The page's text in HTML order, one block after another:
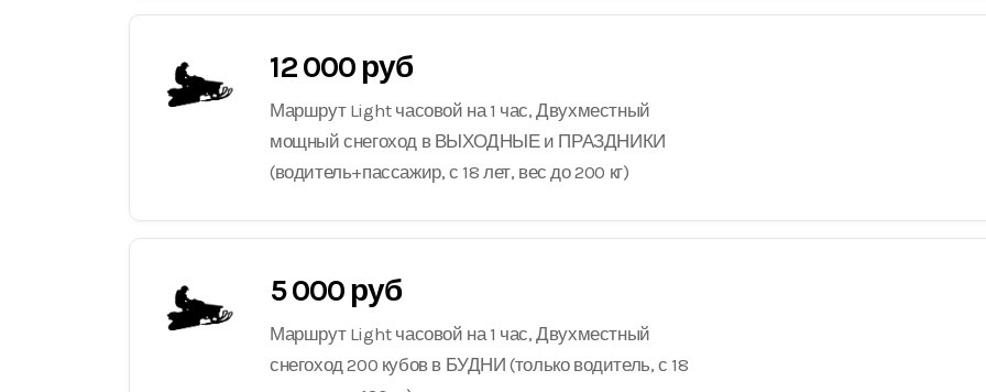
12 000 руб
Маршрут Light часовой на 1 час, Двухместный
мощный снегоход в ВЫХОДНЫЕ и ПРАЗДНИКИ
(водитель+пассажир, с 18 лет, вес до 200 кг)
5 000 руб
Маршрут Light часовой на 1 час, Двухместный
снегоход 200 кубов в БУДНИ (только водитель, с 18